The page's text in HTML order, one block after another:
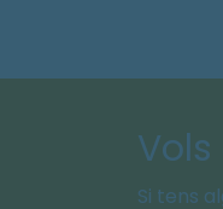
Si tens